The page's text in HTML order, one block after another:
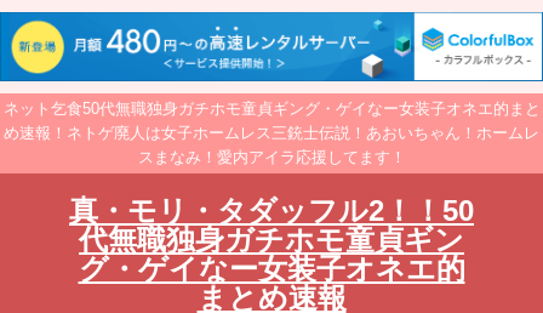
ネット乞食50代無職独身ガチホモ童貞ギング・ゲイなー女装子オネエ的まと
め速報！ネトゲ廃人は女子ホームレス三銃士伝説！あおいちゃん！ホームレ
スまなみ！愛内アイラ応援してます！
真・モリ・タダッフル2！！50
代無職独身ガチホモ童貞ギン
グ・ゲイなー女装子オネエ的
まとめ速報